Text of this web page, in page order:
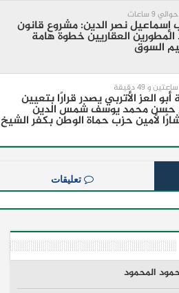
9 ساعات
إسماعيل نصر الدين: مشروع قانون
المطورين العقاريين خطوة هامة
السوق
و 49 دقيقة
أبو العز الأتربي يصدر قرارًا بتعيين
حسن محمد يوسف شمس الدين
لأمين حزب حماة الوطن بكفر الشيخ
تعليقات
المحمود